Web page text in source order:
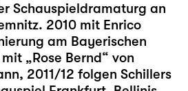
Schauspieldramaturg an
2010 mit Enrico
am Bayerischen
„Rose Bernd“ von
2011/12 folgen Schillers